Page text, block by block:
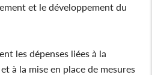
et le développement du
les dépenses liées à la
à la mise en place de mesures